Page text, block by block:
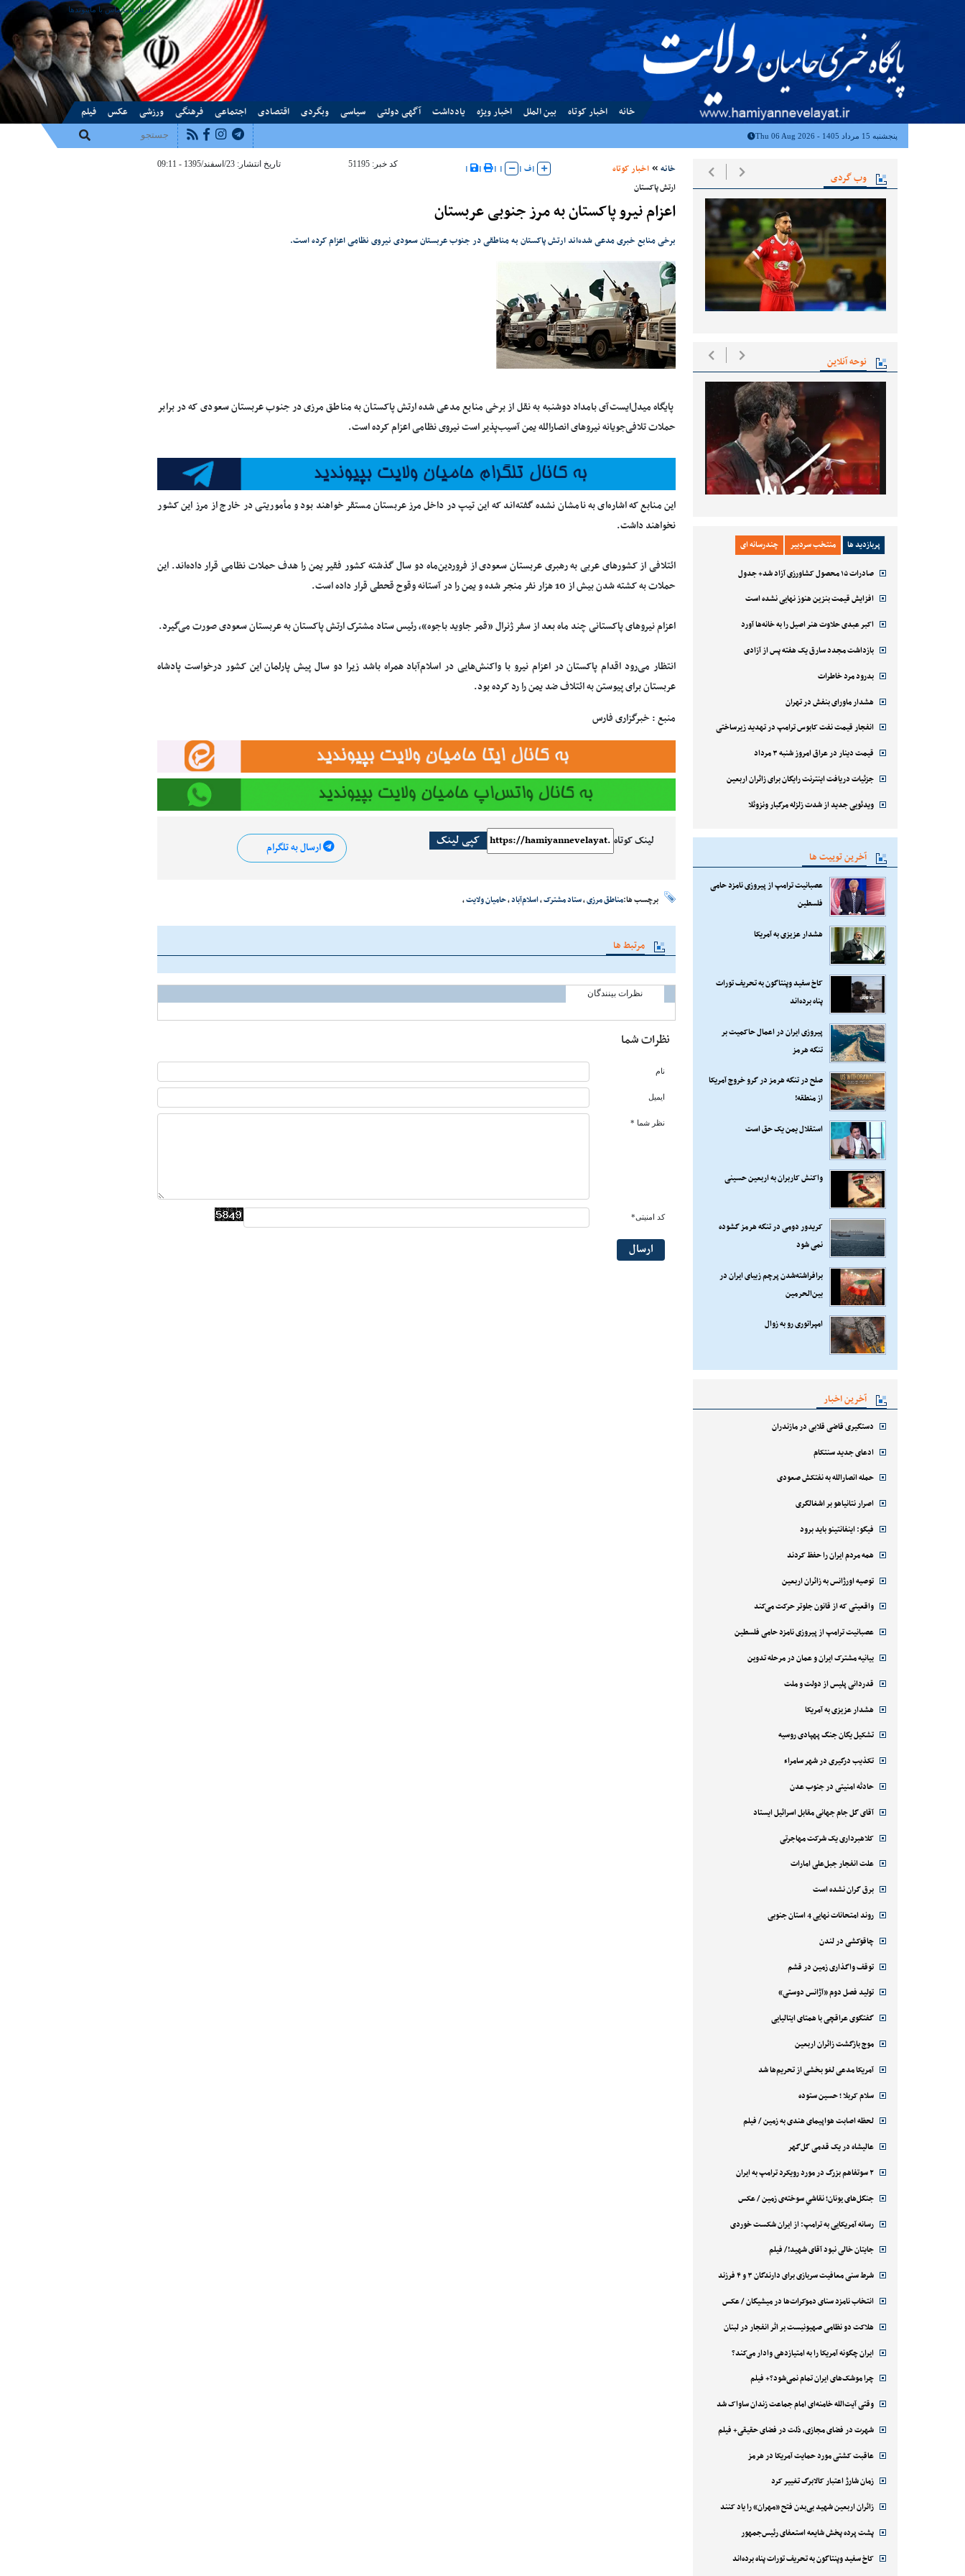
درباره ماتماس با ماپیوندها
خانه اخبار کوتاه بین الملل اخبار ویژه یادداشت آگهی دولتی سیاسی وبگردی اقتصادی اجتماعی فرهنگی ورزشی عکس فیلم
پنجشنبه 15 مرداد 1405 - Thu 06 Aug 2026
وب گردی
نوحه آنلاین
پربازدید ها منتخب سردبیر چندرسانه ای
صادرات ۱۵ محصول کشاورزی آزاد شد+ جدول
افزایش قیمت بنزین هنوز نهایی نشده است
اکبر عبدی حلاوت هنر اصیل را به خانه‌ها آورد
بازداشت مجدد سارق یک هفته پس از آزادی
بدرود مرد خاطرات
هشدار ماورای بنفش در تهران
انفجار قیمت نفت کابوس ترامپ در تهدید زیرساختی
قیمت دینار در عراق امروز شنبه ۳ مرداد
جزئیات دریافت اینترنت رایگان برای زائران اربعین
ویدئویی جدید از شدت زلزله مرگبار ونزوئلا
آخرین توییت ها
عصبانیت ترامپ از پیروزی نامزد حامی
فلسطین
هشدار عزیزی به آمریکا
کاخ سفید وپنتاگون به تحریف تورات
پناه برده‌اند
پیروزی ایران در اعمال حاکمیت بر
تنگه هرمز
صلح در تنگه هرمز در گرو خروج آمریکا
از منطقه!
استقلال یمن یک حق است
واکنش کاربران به اربعین حسینی
کریدور دومی در تنگه هرمز گشوده
نمی شود
برافراشته‌شدن پرچم زیبای ایران در
بین‌الحرمین
امپراتوری رو به زوال
آخرین اخبار
دستگیری قاضی قلابی در مازندران
ادعای جدید سنتکام
حمله انصارالله به نفتکش صعودی
اصرار نتانیاهو بر اشغالگری
فیگو: اینفانتینو باید برود
همه مردم ایران را حفظ کردند
توصیه اورژانس به زائران اربعین
واقعیتی که از قانون جلوتر حرکت می‌کند
عصبانیت ترامپ از پیروزی نامزد حامی فلسطین
بیانیه مشترک ایران و عمان در مرحله تدوین
قدردانی پلیس از دولت و ملت
هشدار عزیزی به آمریکا
تشکیل یگان جنگ پهپادی روسیه
تکذیب درگیری در شهر سامراء
حادثه امنیتی در جنوب عدن
آقای گل جام جهانی مقابل اسرائیل ایستاد
کلاهبرداری یک شرکت مهاجرتی
علت انفجار جبل‌علی امارات
برق گران نشده است
روند امتحانات نهایی 4 استان جنوبی
چاقوکشی در لندن
توقف واگذاری زمین در قشم
تولید فصل دوم «آژانس دوستی»
گفتگوی عراقچی با همتای ایتالیایی
موج بازگشت زائران اربعین
آمریکا مدعی لغو بخشی از تحریم‌ها شد
سلام کربلا ؛ حسین ستوده
لحظه اصابت هواپیمای هندی به زمین / فیلم
عالیشاه در یک قدمی گل‌گهر
۲ سوتفاهم بزرگ در مورد رویکرد ترامپ به ایران
جنگل‌های یونان؛ نقاشیِ سوخته‌ی زمین / عکس
رسانه آمریکایی به ترامپ: از ایران شکست خوردی
جایتان خالی نبود آقای شهید!/ فیلم
شرط سنی معافیت سربازی برای دارندگان ۳ و ۴ فرزند
انتخاب نامزد سنای دموکرات‌ها در میشیگان / عکس
هلاکت دو نظامی صهیونیست بر اثر انفجار در لبنان
ایران چگونه آمریکا را به امتیازدهی وادار می‌کند؟
چرا موشک‌های ایران تمام نمی‌شود؟+ فیلم
وقتی آیت‌الله خامنه‌ای امام جماعت زندان ساواک شد
شهرت در فضای مجازی، ذلت در فضای حقیقی+ فیلم
عاقبت کشتی مورد حمایت آمریکا در هرمز
زمان شارژ اعتبار کالابرگ تغییر کرد
زائران اربعین شهید بی‌بدن فتح «مهران» را یاد کنند
پشت پرده پخش شایعه استعفای رئیس‌جمهور
کاخ سفید وپنتاگون به تحریف تورات پناه برده‌اند
خانه اخبار کوتاه |ف|
|
|
|
| کد خبر: 51195 تاریخ انتشار: 23/اسفند/1395 - 09:11
ارتش پاکستان
اعزام نیرو پاکستان به مرز جنوبی عربستان
برخی منابع خبری مدعی شده‌اند ارتش پاکستان به مناطقی در جنوب عربستان سعودی نیروی نظامی اعزام کرده است.
پایگاه میدل‌ایست‌آی بامداد دوشنبه به نقل از برخی منابع مدعی شده ارتش پاکستان به مناطق مرزی در جنوب عربستان سعودی که در برابر
حملات تلافی‌جویانه نیروهای انصارالله یمن آسیب‌پذیر است نیروی نظامی اعزام کرده است.
این منابع که اشاره‌ای به نامشان نشده گفته‌اند که این تیپ در داخل مرز عربستان مستقر خواهند بود و مأموریتی در خارج از مرز این کشور
نخواهند داشت.
ائتلافی از کشورهای عربی به رهبری عربستان سعودی از فروردین‌ماه دو سال گذشته کشور فقیر یمن را هدف حملات نظامی قرار داده‌اند. این
حملات به کشته شدن بیش از 10 هزار نفر منجر شده و یمن را در آستانه وقوح قحطی قرار داده است.
اعزام نیروهای پاکستانی چند ماه بعد از سفر ژنرال «قمر جاوید باجوه»، رئیس ستاد مشترک ارتش پاکستان به عربستان سعودی صورت می‌گیرد.
انتظار می‌رود اقدام پاکستان در اعزام نیرو با واکنش‌هایی در اسلام‌آباد همراه باشد زیرا دو سال پیش پارلمان این کشور درخواست پادشاه
عربستان برای پیوستن به ائتلاف ضد یمن را رد کرده بود.
منبع : خبرگزاری فارس
لینک کوتاه کپی لینک ارسال به تلگرام
برچسب ها:مناطق مرزی،ستاد مشترک،اسلام‌آباد،حامیان ولایت،
مرتبط ها
نظرات بینندگان
نظرات شما
نام
ایمیل
نظر شما *
کد امنیتی*
ارسال